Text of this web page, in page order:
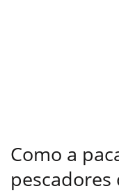
Como a